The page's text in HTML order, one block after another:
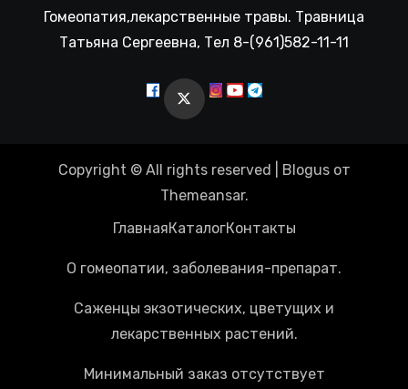
Гомеопатия,лекарственные травы. Травница
Татьяна Сергеевна, Тел 8-(961)582-11-11
Copyright © All rights reserved Blogusот
Themeansar.
ГлавнаяКаталогКонтакты
О гомеопатии, заболевания-препарат.
Саженцы экзотических, цветущих и
лекарственных растений.
Минимальный заказ отсутствует